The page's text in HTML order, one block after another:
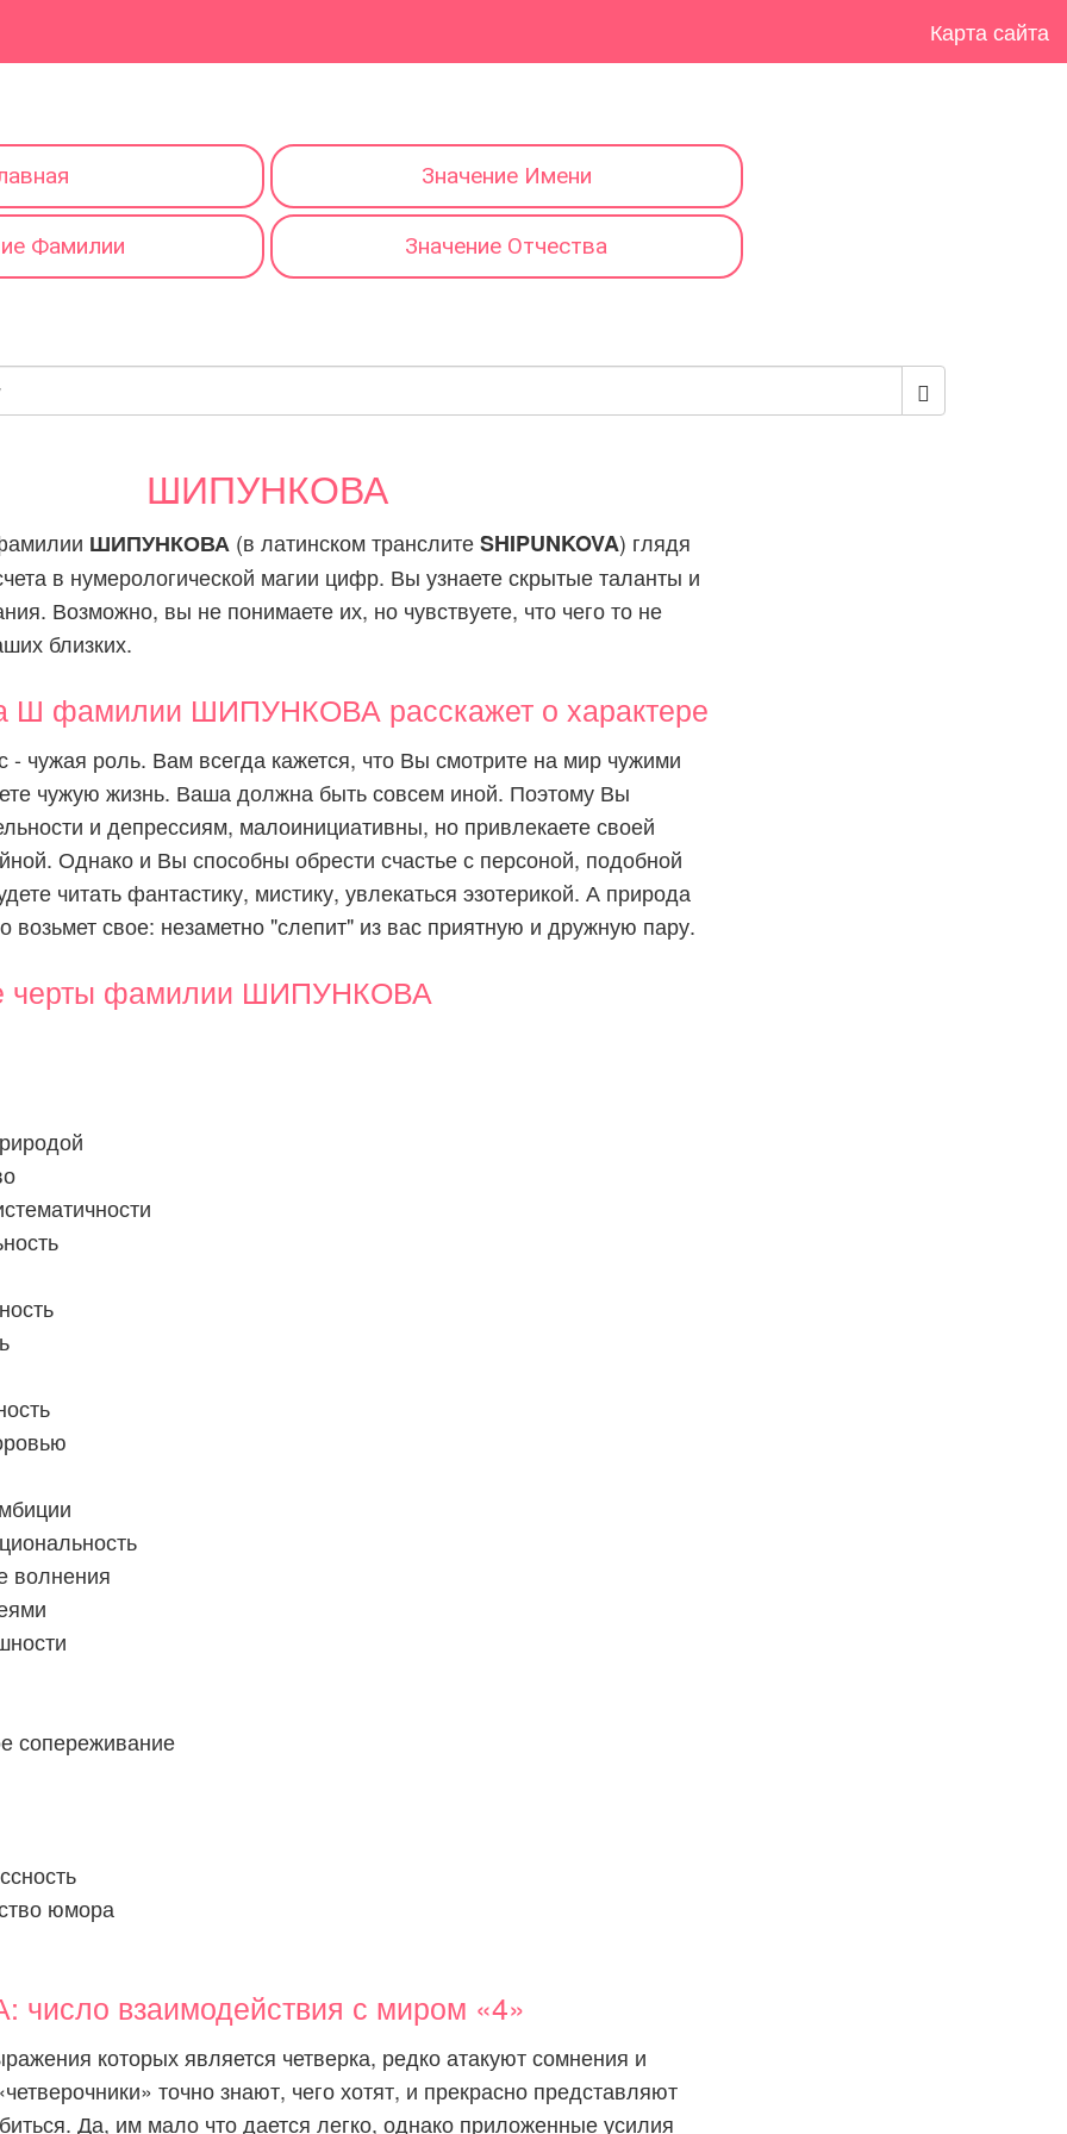
Карта сайта
Значение Имени
Фамилии Значение Отчества
ШИПУНКОВА
ШИПУНКОВА (в латинском транслитеSHIPUNKOVA) глядя
в нумерологической магии цифр. Вы узнаете скрытые таланты и
Возможно, вы не понимаете их, но чувствуете, что чего то не
близких.
Ш фамилии ШИПУНКОВА расскажет о характере
- чужая роль. Вам всегда кажется, что Вы смотрите на мир чужими
чужую жизнь. Ваша должна быть совсем иной. Поэтому Вы
и депрессиям, малоинициативны, но привлекаете своей
Однако и Вы способны обрести счастье с персоной, подобной
читать фантастику, мистику, увлекаться эзотерикой. А природа
возьмет свое: незаметно "слепит" из вас приятную и дружную пару.
черты фамилии ШИПУНКОВА
волнения
сопереживание
юмора
взаимодействия с миром «4»
которых является четверка, редко атакуют сомнения и
точно знают, чего хотят, и прекрасно представляют
Да, им мало что дается легко, однако приложенные усилия